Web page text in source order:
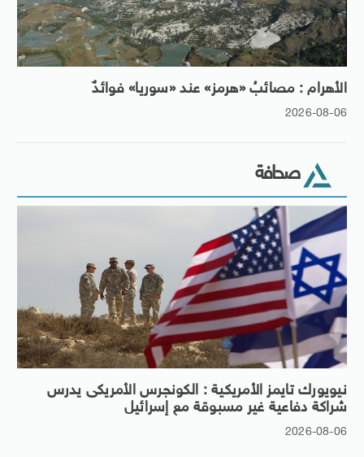
الأهرام : مصائبُ «هرمز» عند «سوريا» فوائدٌ
2026-08-06
صحافة
نيويورك تايمز الأمريكية : الكونجرس الأمريكى يدرس
شراكة دفاعية غير مسبوقة مع إسرائيل
2026-08-06